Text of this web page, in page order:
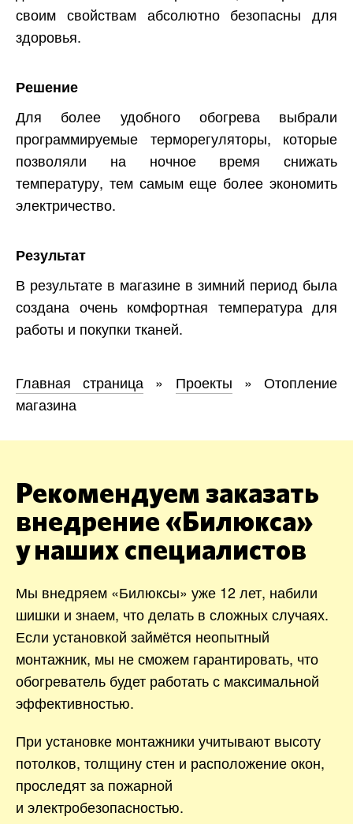
своим свойствам абсолютно безопасны для
здоровья.
Решение
Для более удобного обогрева выбрали
программируемые терморегуляторы, которые
позволяли на ночное время снижать
температуру, тем самым еще более экономить
электричество.
Результат
В результате в магазине в зимний период была
создана очень комфортная температура для
работы и покупки тканей.
Главная страница » Проекты »Отопление
магазина
Рекомендуем заказать
внедрение «Билюкса»
у наших специалистов
Мы внедряем «Билюксы» уже 12 лет, набили
шишки и знаем, что делать в сложных случаях.
Если установкой займётся неопытный
монтажник, мы не сможем гарантировать, что
обогреватель будет работать с максимальной
эффективностью.
При установке монтажники учитывают высоту
потолков, толщину стен и расположение окон,
проследят за пожарной
и электробезопасностью.